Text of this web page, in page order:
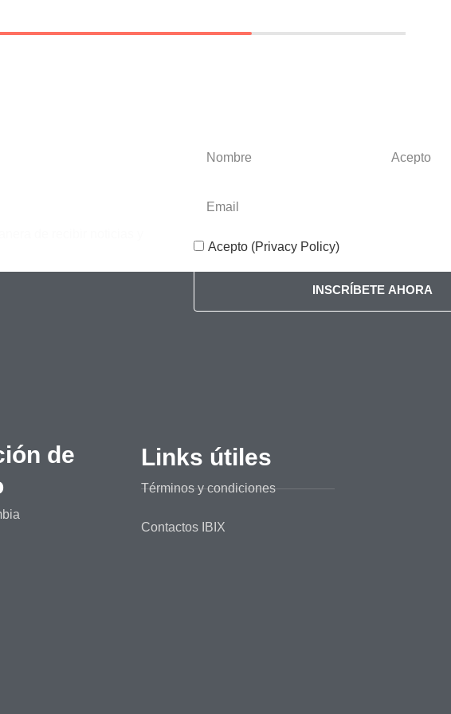
Acepto (Privacy Policy)
INSCRÍBETE AHORA
de
Links útiles
Términos y condiciones
Contactos IBIX